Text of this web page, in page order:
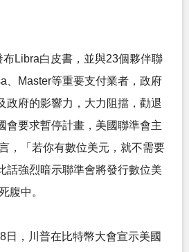
Libra白皮書，並與23個夥伴聯
、Master等重要支付業者，政府
政府的影響力，大力阻擋，勸退
會要求暫停計畫，美國聯準會主
，「若你有數位美元，就不需要
話強烈暗示聯準會將發行數位美
腹中。
日，川普在比特幣大會宣示美國